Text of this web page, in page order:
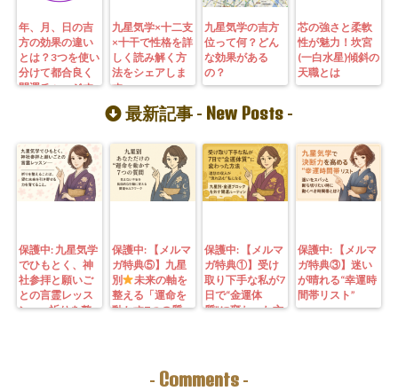
年、月、日の吉
方の効果の違い
とは？3つを使い
分けて都合良く
開運チャージす
九星気学×十二支
×十干で性格を詳
しく読み解く方
法をシェアしま
す
九星気学の吉方
位って何？どん
な効果がある
の？
芯の強さと柔軟
性が魅力！坎宮
(一白水星)傾斜の
天職とは
最新記事 - New Posts -
保護中: 九星気学
でひもとく、神
社参拝と願いご
との言霊レッス
ン—— 祈りを整
保護中: 【メルマ
ガ特典⑤】九星
別
未来の軸を
整える「運命を
動かす7つの質
ーチングできま
保護中: 【メルマ
ガ特典①】受け
取り下手な私が7
日で“金運体
質”に変わった方
九星別・金運ブ
ロックを外す開
保護中: 【メルマ
ガ特典③】迷い
が晴れる“幸運時
間帯リスト”
- Comments -